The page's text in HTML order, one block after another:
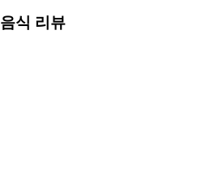
음식 리뷰